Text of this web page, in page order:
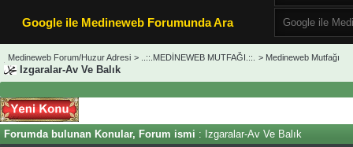
Google ile Medineweb Forumunda Ara
Medineweb Forum/Huzur Adresi > ..::.MEDİNEWEB MUTFAĞI.::. > Medineweb Mutfağı
Izgaralar-Av Ve Balık
Forumda bulunan Konular, Forum ismi : Izgaralar-Av Ve Balık